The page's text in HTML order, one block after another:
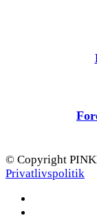
© Copyright
Privatlivspolitik